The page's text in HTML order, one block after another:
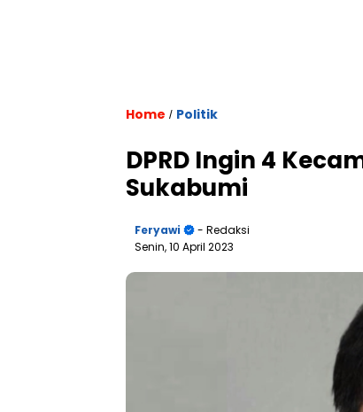
Home / Politik
DPRD Ingin 4
Sukabumi
Feryawi
- Redaksi
Senin, 10 April 2023